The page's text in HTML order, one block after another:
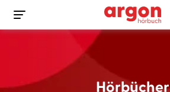
Hörbücher